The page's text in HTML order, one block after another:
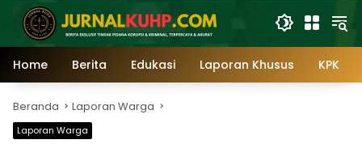
Home Berita Edukasi Laporan Khusus KPK
Beranda Laporan Warga
Laporan Warga